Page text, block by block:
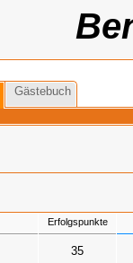
Gästebuch
Erfolgspunkte
35